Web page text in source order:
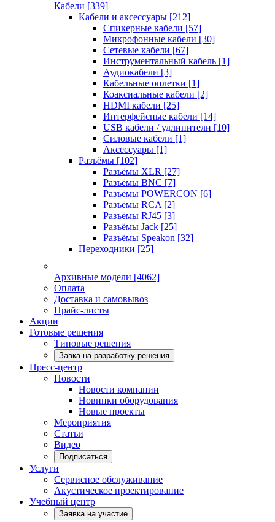
Кабели [339]
Кабели и аксессуары [212]
Спикерные кабели [57]
Микрофонные кабели [30]
Сетевые кабели [67]
Инструментальный кабель [1]
Аудиокабели [3]
Кабельные оплетки [1]
Коаксиальные кабели [2]
HDMI кабели [25]
Интерфейсные кабели [14]
USB кабели / удлинители [10]
Силовые кабели [1]
Аксессуары [1]
Разъёмы [102]
Разъёмы XLR [27]
Разъёмы BNC [7]
Разъёмы POWERCON [6]
Разъёмы RCA [2]
Разъёмы RJ45 [3]
Разъёмы Jack [25]
Разъёмы Speakon [32]
Переходники [25]
Архивные модели [4062]
Оплата
Доставка и самовывоз
Прайс-листы
Акции
Готовые решения
Типовые решения
Завка на разработку решения
Пресс-центр
Новости
Новости компании
Новинки оборудования
Новые проекты
Мероприятия
Статьи
Видео
Подписаться
Услуги
Сервисное обслуживание
Акустическое проектирование
Учебный центр
Заявка на участие